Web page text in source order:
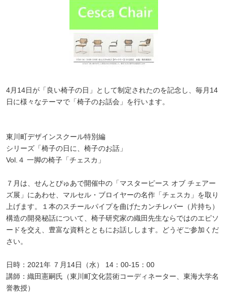
4月14日が「良い椅子の日」として制定されたのを記念し、毎月14
日に様々なテーマで「椅子のお話会」を行います。
東川町デザインスクール特別編
シリーズ「椅子の日に、椅子のお話」
Vol.４ 一脚の椅子「チェスカ」
７月は、せんとぴゅあで開催中の「マスターピース オブ チェアー
ズ展」にあわせ、マルセル・ブロイヤーの名作「チェスカ」を取り
上げます。１本のスチールパイプを曲げたカンチレバー（片持ち）
構造の開発秘話について、椅子研究家の織田先生ならではのエピソ
ードを交え、豊富な資料とともにお話しします。どうぞご参加くだ
さい。
日時：2021年 ７月14日（水） 14：00-15：00
講師：織田憲嗣氏（東川町文化芸術コーディネーター、東海大学名
誉教授）